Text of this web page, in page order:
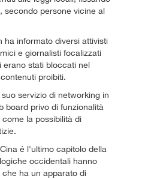
secondo persone vicine al
ha informato diversi attivisti
e giornalisti focalizzati
erano stati bloccati nel
proibiti.
servizio di networking in
board privo di funzionalità
la possibilità di
é l'ultimo capitolo della
occidentali hanno
ha un apparato di